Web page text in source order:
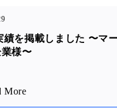
績を掲載しました 〜マ
様〜
More